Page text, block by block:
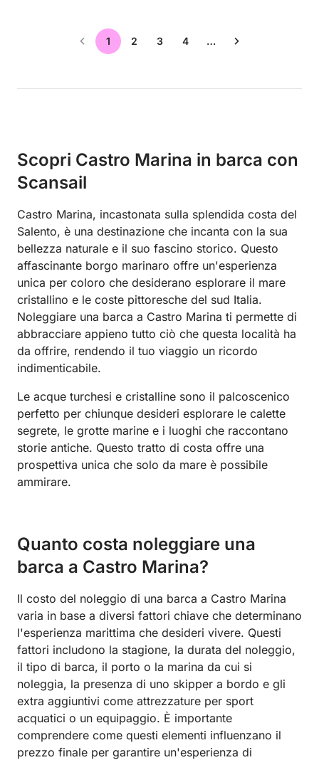
1 2 3 4 …
Scopri Castro Marina in barca con
Scansail
Castro Marina, incastonata sulla splendida costa del
Salento, è una destinazione che incanta con la sua
bellezza naturale e il suo fascino storico. Questo
affascinante borgo marinaro offre un'esperienza
unica per coloro che desiderano esplorare il mare
cristallino e le coste pittoresche del sud Italia.
Noleggiare una barca a Castro Marina ti permette di
abbracciare appieno tutto ciò che questa località ha
da offrire, rendendo il tuo viaggio un ricordo
indimenticabile.
Le acque turchesi e cristalline sono il palcoscenico
perfetto per chiunque desideri esplorare le calette
segrete, le grotte marine e i luoghi che raccontano
storie antiche. Questo tratto di costa offre una
prospettiva unica che solo da mare è possibile
ammirare.
Quanto costa noleggiare una
barca a Castro Marina?
Il costo del noleggio di una barca a Castro Marina
varia in base a diversi fattori chiave che determinano
l'esperienza marittima che desideri vivere. Questi
fattori includono la stagione, la durata del noleggio,
il tipo di barca, il porto o la marina da cui si
noleggia, la presenza di uno skipper a bordo e gli
extra aggiuntivi come attrezzature per sport
acquatici o un equipaggio. È importante
comprendere come questi elementi influenzano il
prezzo finale per garantire un'esperienza di